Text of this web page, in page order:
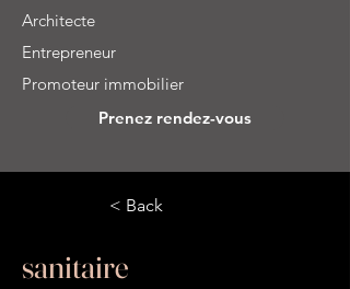
Architecte
Entrepreneur
Promoteur immobilier
Prenez rendez-vous
Leuvensesteenweg 526 / 1930 Zaventem
< Back
sanitaire